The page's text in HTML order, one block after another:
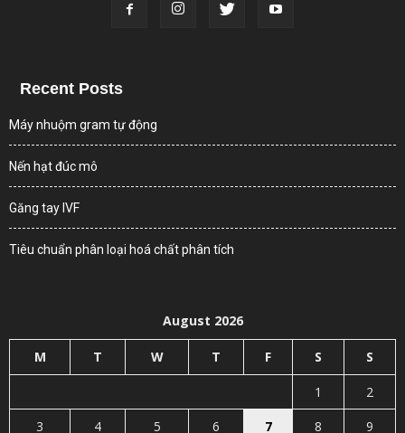
Recent Posts
Máy nhuộm gram tự động
Nến hạt đúc mô
Găng tay IVF
Tiêu chuẩn phân loại hoá chất phân tích
August 2026
M T W T F S S
1
2
3
4 5 6 7 8 9